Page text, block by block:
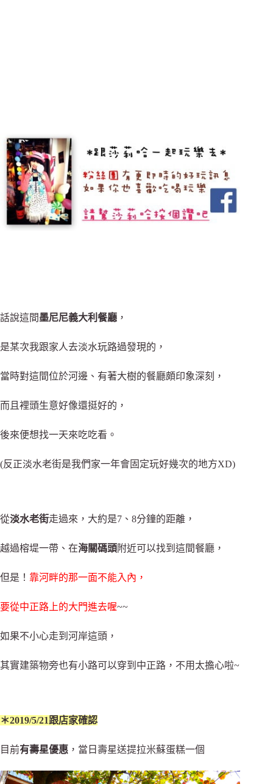
話說這間墨尼尼義大利餐廳 ，
是某次我跟家人去淡水玩路過發現的，
當時對這間位於河邊、有著大樹的餐廳頗印象深刻，
而且裡頭生意好像還挺好的，
後來便想找一天來吃吃看。
(反正淡水老街是我們家一年會固定玩好幾次的地方XD)
從淡水老街走過來，大約是7、8分鐘的距離，
越過榕堤一帶、在海關碼頭附近可以找到這間餐廳，
但是！ 靠河畔的那一面不能入內，
要從中正路上的大門進去喔~~
如果不小心走到河岸這頭，
其實建築物旁也有小路可以穿到中正路，不用太擔心啦~
＊2019/5/21跟店家確認
目前有壽星優惠 ，當日壽星送提拉米蘇蛋糕一個